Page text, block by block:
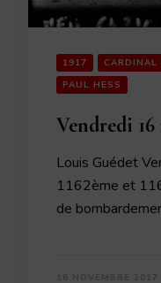
1917 CARDINAL
PAUL HESS
Vendredi 16
Louis Guédet
1162ème et
de